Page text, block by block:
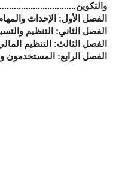
والتكوين
الفصل الأول: الإحداث
الفصل الثاني: التنظيم
الفصل الثالث: التنظيم
الفصل الرابع: